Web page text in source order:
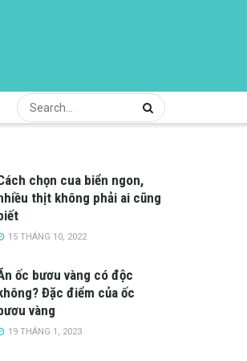
chọn cua biển ngon,
thịt không phải ai cũng
15 THÁNG 10, 2022
ốc bươu vàng có độc
Đặc điểm của ốc
vàng
19 THÁNG 1, 2023